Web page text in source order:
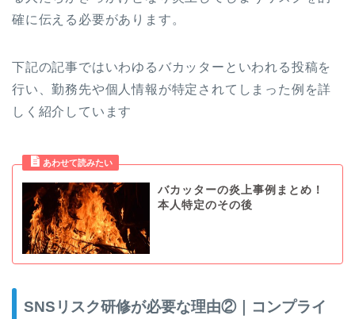
確に伝える必要があります。
下記の記事ではいわゆるバカッターといわれる投稿を
行い、勤務先や個人情報が特定されてしまった例を詳
しく紹介しています
バカッターの炎上事例まとめ！
本人特定のその後
SNSリスク研修が必要な理由②｜コンプライ